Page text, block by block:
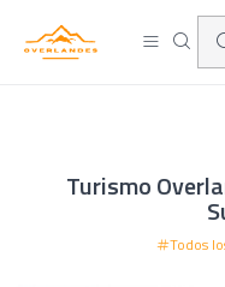
¡Viaja
Turismo
Todos